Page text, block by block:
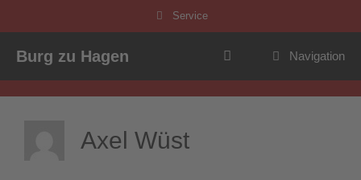
Inhalt
springen
Service
Burg zu Hagen Navigation
Axel Wüst